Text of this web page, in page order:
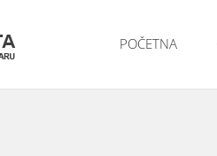
POČETNA